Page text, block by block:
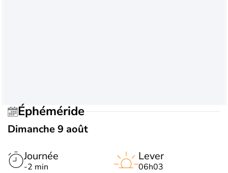
Éphéméride
Dimanche 9 août
Journée
-2 min
Lever
06h03